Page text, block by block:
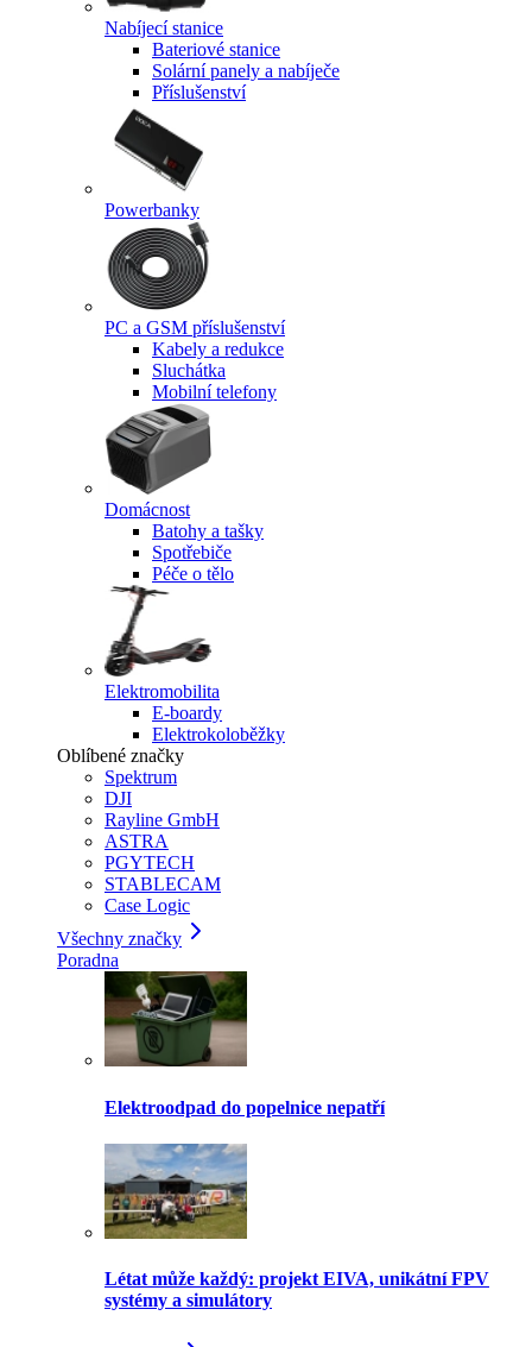
Nabíjecí stanice
Bateriové stanice
Solární panely a nabíječe
Příslušenství
Powerbanky
PC a GSM příslušenství
Kabely a redukce
Sluchátka
Mobilní telefony
Domácnost
Batohy a tašky
Spotřebiče
Péče o tělo
Elektromobilita
E-boardy
Elektrokoloběžky
Oblíbené značky
Spektrum
DJI
Rayline GmbH
ASTRA
PGYTECH
STABLECAM
Case Logic
Všechny značky
Poradna
Elektroodpad do popelnice nepatří
Létat může každý: projekt EIVA, unikátní FPV
systémy a simulátory